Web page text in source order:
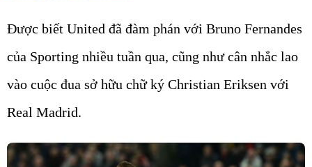
Được biết United đã đàm phán với Bruno Fernandes
của Sporting nhiều tuần qua, cũng như cân nhắc lao
vào cuộc đua sở hữu chữ ký Christian Eriksen với
Real Madrid.